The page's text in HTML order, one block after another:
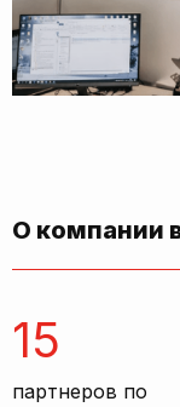
О компании
15
партнеров по